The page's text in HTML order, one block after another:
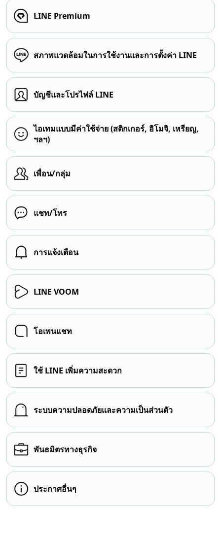
LINE Premium
สภาพแวดล้อมในการใช้งานและการตั้งค่า LINE
บัญชีและโปรไฟล์ LINE
ไอเทมแบบมีค่าใช้จ่าย (สติกเกอร์, อิโมจิ, เหรียญ,
ฯลฯ)
เพื่อน/กลุ่ม
แชท/โทร
การแจ้งเตือน
LINE VOOM
โอเพนแชท
ใช้ LINE เพิ่มความสะดวก
ระบบความปลอดภัยและความเป็นส่วนตัว
พันธมิตรทางธุรกิจ
ประกาศอื่นๆ